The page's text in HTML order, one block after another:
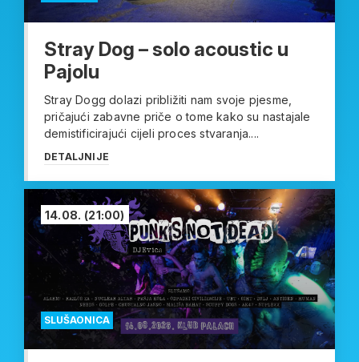
Stray Dog – solo acoustic u
Pajolu
Stray Dogg dolazi približiti nam svoje pjesme,
pričajući zabavne priče o tome kako su nastajale
demistificirajući cijeli proces stvaranja....
DETALJNIJE
SLUŠAONICA
14.08. (21:00)